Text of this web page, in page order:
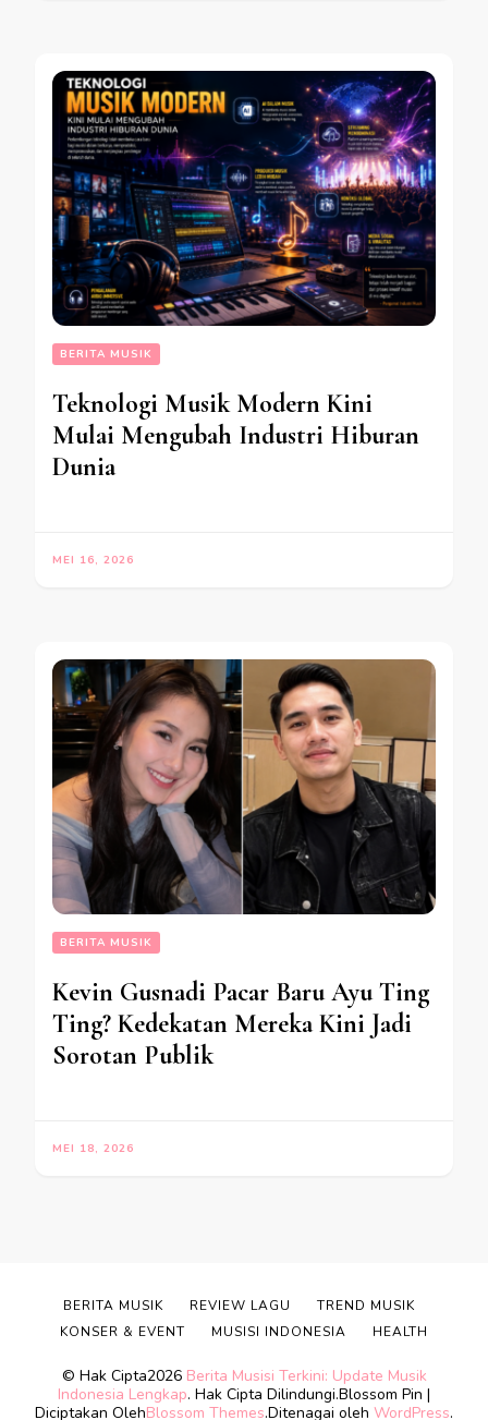
BERITA MUSIK
Teknologi Musik Modern Kini
Mulai Mengubah Industri Hiburan
Dunia
MEI 16, 2026
BERITA MUSIK
Kevin Gusnadi Pacar Baru Ayu Ting
Ting? Kedekatan Mereka Kini Jadi
Sorotan Publik
MEI 18, 2026
© Hak Cipta2026 Berita Musisi Terkini: Update Musik
Indonesia Lengkap. Hak Cipta Dilindungi.Blossom Pin |
Diciptakan OlehBlossom Themes.Ditenagai oleh WordPress.
BERITA MUSIK REVIEW LAGU
TREND MUSIK
KONSER & EVENT
MUSISI INDONESIA HEALTH